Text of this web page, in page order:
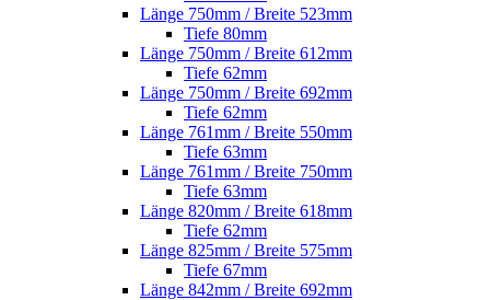
Länge 750mm / Breite 523mm
Tiefe 80mm
Länge 750mm / Breite 612mm
Tiefe 62mm
Länge 750mm / Breite 692mm
Tiefe 62mm
Länge 761mm / Breite 550mm
Tiefe 63mm
Länge 761mm / Breite 750mm
Tiefe 63mm
Länge 820mm / Breite 618mm
Tiefe 62mm
Länge 825mm / Breite 575mm
Tiefe 67mm
Länge 842mm / Breite 692mm